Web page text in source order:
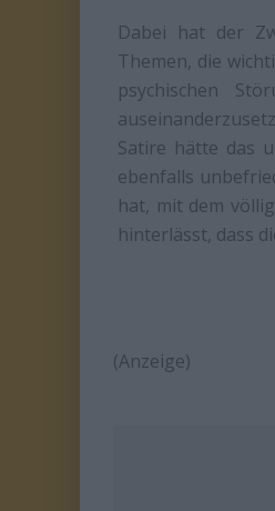
Dabei hat der
Themen, die
psychischen
Satire hätte das
ebenfalls
hat, mit dem
hinterlässt, dass
(Anzeige)